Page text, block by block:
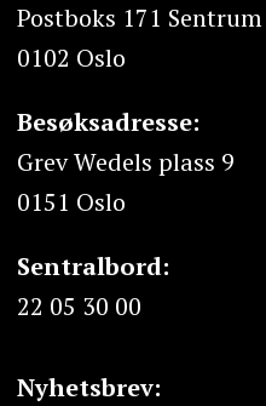
Postboks 171 Sentrum
0102 Oslo
Besøksadresse:
Grev Wedels plass 9
0151 Oslo
Sentralbord:
22 05 30 00
Nyhetsbrev: